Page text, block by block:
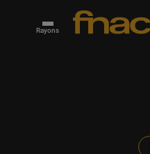
Rayons